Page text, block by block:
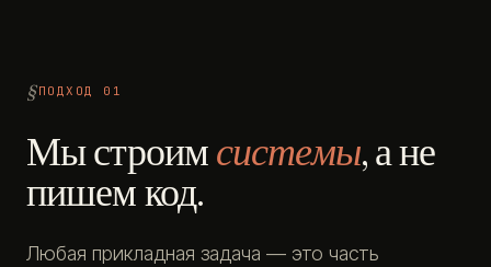
ПОДХОД 01
Мы строимсистемы, а не
пишем код.
Любая прикладная задача — это часть